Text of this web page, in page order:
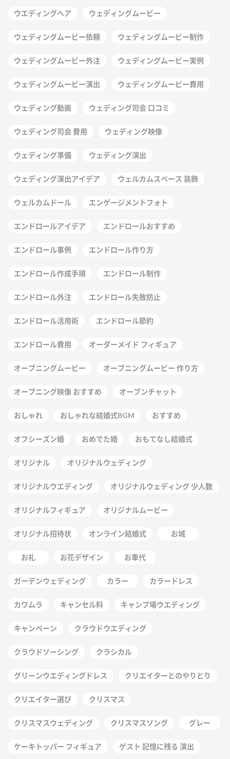
ウエディングヘア ウェディングムービー
ウェディングムービー依頼 ウェディングムービー制作
ウェディングムービー外注 ウェディングムービー実例
ウェディングムービー演出 ウェディングムービー費用
ウェディング動画 ウェディング司会 口コミ
ウェディング司会 費用 ウェディング映像
ウェディング準備 ウェディング演出
ウェディング演出アイデア ウェルカムスペース 装飾
ウェルカムドール エンゲージメントフォト
エンドロールアイデア エンドロールおすすめ
エンドロール事例 エンドロール作り方
エンドロール作成手順 エンドロール制作
エンドロール外注 エンドロール失敗防止
エンドロール活用術 エンドロール節約
エンドロール費用 オーダーメイド フィギュア
オープニングムービー オープニングムービー 作り方
オープニング映像 おすすめ オープンチャット
おしゃれ おしゃれな結婚式BGM おすすめ
オフシーズン婚 おめでた婚 おもてなし結婚式
オリジナル オリジナルウェディング
オリジナルウエディング オリジナルウェディング 少人数
オリジナルフィギュア オリジナルムービー
オリジナル招待状 オンライン結婚式 お城
お礼 お花デザイン お車代
ガーデンウェディング カラー カラードレス
カワムラ キャンセル料 キャンプ場ウエディング
キャンペーン クラウドウエディング
クラウドソーシング クラシカル
グリーンウエディングドレス クリエイターとのやりとり
クリエイター選び クリスマス
クリスマスウェディング クリスマスソング グレー
ケーキトッパー フィギュア ゲスト 記憶に残る 演出